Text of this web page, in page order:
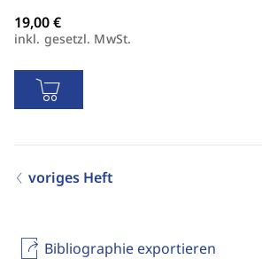
Bibliographie exportieren
inkl. gesetzl. MwSt.
voriges Heft